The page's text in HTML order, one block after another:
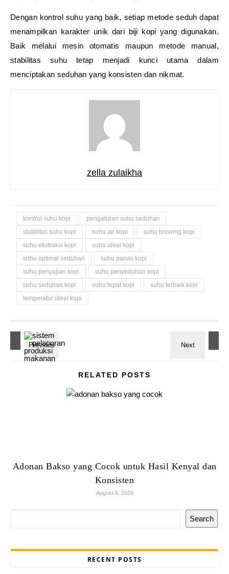
Dengan kontrol suhu yang baik, setiap metode seduh dapat
menampilkan karakter unik dari biji kopi yang digunakan.
Baik melalui mesin otomatis maupun metode manual,
stabilitas suhu tetap menjadi kunci utama dalam
menciptakan seduhan yang konsisten dan nikmat.
zella zulaikha
kontrol suhu kopi
pengaturan suhu seduhan
stabilitas suhu kopi
suhu air kopi
suhu brewing kopi
suhu ekstraksi kopi
suhu ideal kopi
suhu optimal seduhan
suhu panas kopi
suhu penyajian kopi
suhu penyeduhan kopi
suhu seduhan kopi
suhu tepat kopi
suhu terbaik kopi
temperatur ideal kopi
RELATED POSTS
Adonan Bakso yang Cocok untuk Hasil Kenyal dan
Konsisten
August 6, 2026
Search
RECENT POSTS